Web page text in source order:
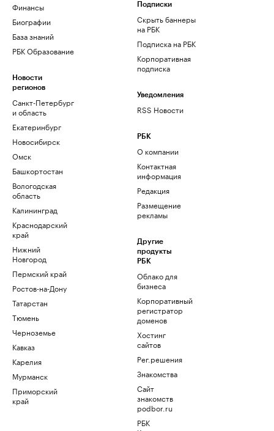
Финансы
Биографии
База знаний
РБК Образование
Новости
регионов
Санкт-Петербург
и область
Екатеринбург
Новосибирск
Омск
Башкортостан
Вологодская
область
Калининград
Краснодарский
край
Нижний
Новгород
Пермский край
Ростов-на-Дону
Татарстан
Тюмень
Черноземье
Кавказ
Карелия
Мурманск
Приморский
край
Подписки
Скрыть баннеры
на РБК
Подписка на РБК
Корпоративная
подписка
Уведомления
RSS Новости
РБК
О компании
Контактная
информация
Редакция
Размещение
рекламы
Другие
продукты
РБК
Облако для
бизнеса
Корпоративный
регистратор
доменов
Хостинг
сайтов
Рег.решения
Знакомства
Сайт
знакомств
podbor.ru
РБК